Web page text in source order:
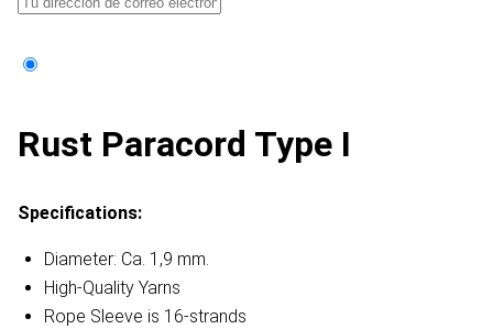
Rust Paracord Type I
Specifications:
Diameter: Ca. 1,9 mm.
High-Quality Yarns
Rope Sleeve is 16-strands